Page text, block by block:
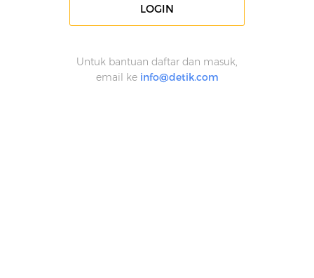
LOGIN
Untuk bantuan daftar dan masuk,
email ke info@detik.com